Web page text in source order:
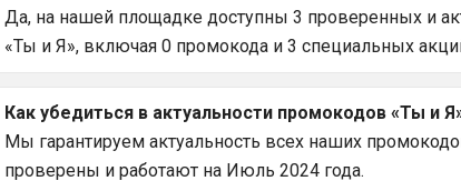
Да, на нашей площадке доступны 3 проверенных и
«Ты и Я», включая 0 промокода и 3 специальных
Как убедиться в актуальности промокодов «Ты и
Мы гарантируем актуальность всех наших
проверены и работают на Июль 2024 года.